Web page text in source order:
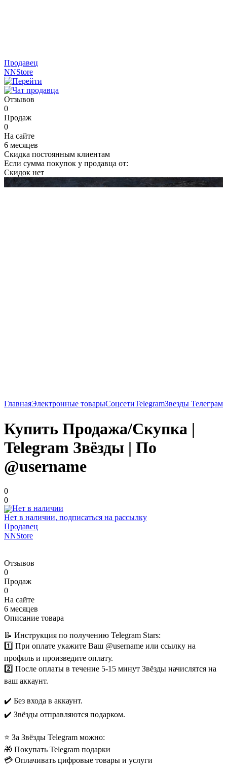
Продавец
NNStore
Отзывов
0
Продаж
0
На сайте
6 месяцев
Скидка постоянным клиентам
Если сумма покупок у продавца от:
Скидок нет
ГлавнаяЭлектронные товарыСоцсетиTelegramЗвезды Телеграм
Купить Продажа/Скупка |
Telegram Звёзды | По
@username
0
0
Нет в наличии, подписаться на рассылку
Продавец
NNStore
Отзывов
0
Продаж
0
На сайте
6 месяцев
Описание товара
📝 Инструкция по получению Telegram Stars:
1️⃣ При оплате укажите Ваш @username или ссылку на
профиль и произведите оплату.
2️⃣ После оплаты в течение 5-15 минут Звёзды начислятся на
ваш аккаунт.
✔️ Без входа в аккаунт.
✔️ Звёзды отправляются подарком.
⭐ За Звёзды Telegram можно:
🎁 Покупать Telegram подарки
💳 Оплачивать цифровые товары и услуги